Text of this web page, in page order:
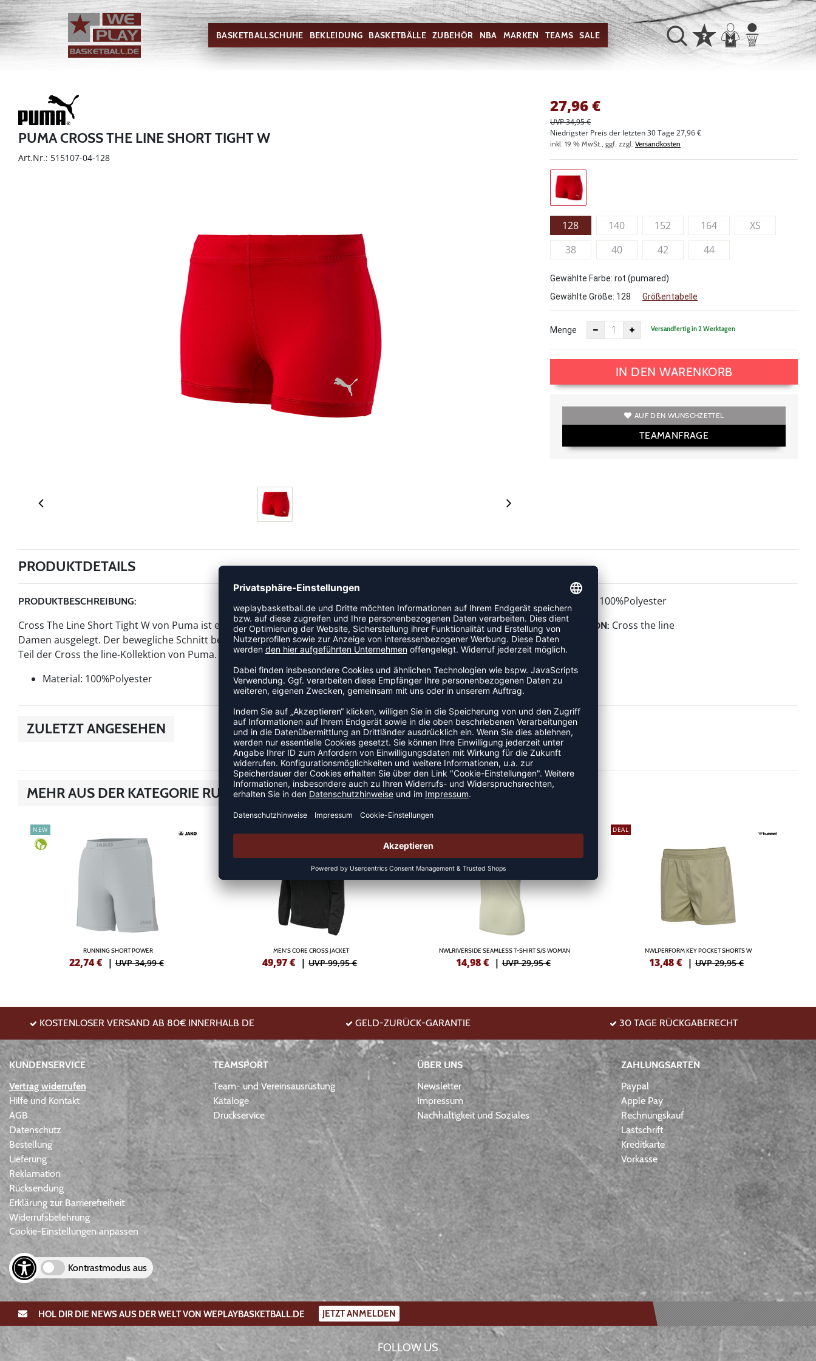
BASKETBALLSCHUHE BEKLEIDUNG BASKETBÄLLE ZUBEHÖR NBA MARKEN TEAMS SALE
PUMA CROSS THE LINE SHORT TIGHT W
Art.Nr.: 515107-04-128
27,96€
UVP 34,95 €
Niedrigster Preis der letzten 30 Tage 27,96 €
inkl. 19 % MwSt., ggf. zzgl. Versandkosten
128 140 152 164
XS
38
40 42 44
Gewählte Farbe: rot (pumared)
Gewählte Größe: 128 Größentabelle
Menge Versandfertig in 2 Werktagen
IN DEN WARENKORB
AUF DEN WUNSCHZETTEL
TEAMANFRAGE
PRODUKTDETAILS
PRODUKTBESCHREIBUNG:
Cross The Line Short Tight W von Puma ist ein Artikel der Kategorie Laufhose. Dieses Modell ist speziell für
Damen ausgelegt. Der bewegliche Schnitt begleitet jede Bewegung auf dem Feld oder in der Halle. Das Modell ist
Teil der Cross the line-Kollektion von Puma.
Material: 100%Polyester
100%Polyester
KOLLEKTION: Cross the line
ZULETZT ANGESEHEN
MEHR AUS DER KATEGORIE RUNNING
NEW
RUNNING SHORT POWER
22,74€ |UVP 34,99 €
MEN'S CORE CROSS JACKET
49,97€ |UVP 99,95 €
NWLRIVERSIDE SEAMLESS T-SHIRT S/S WOMAN
14,98€ |UVP 29,95 €
DEAL
NWLPERFORM KEY POCKET SHORTS W
13,48€ |UVP 29,95 €
KOSTENLOSER VERSAND AB 80€ INNERHALB DE GELD-ZURÜCK-GARANTIE 30 TAGE RÜCKGABERECHT
KUNDENSERVICE
Vertrag widerrufen
Hilfe und Kontakt
AGB
Datenschutz
Bestellung
Lieferung
Reklamation
Rücksendung
Erklärung zur Barrierefreiheit
Widerrufsbelehrung
Cookie-Einstellungen anpassen
Kontrastmodus aus
TEAMSPORT
Team- und Vereinsausrüstung
Kataloge
Druckservice
ÜBER UNS
Newsletter
Impressum
Nachhaltigkeit und Soziales
ZAHLUNGSARTEN
Paypal
Apple Pay
Rechnungskauf
Lastschrift
Kreditkarte
Vorkasse
HOL DIR DIE NEWS AUS DER WELT VON WEPLAYBASKETBALL.DE JETZT ANMELDEN
FOLLOW US